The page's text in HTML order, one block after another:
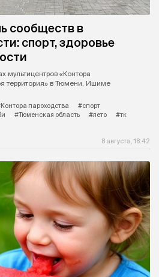
сообществ в
спорт, здоровье
мультицентров «Контора
территория» в Тюмени, Ишиме
пароходства
#спорт
#Тюменская область #лето #тк
8 августа, 18:42